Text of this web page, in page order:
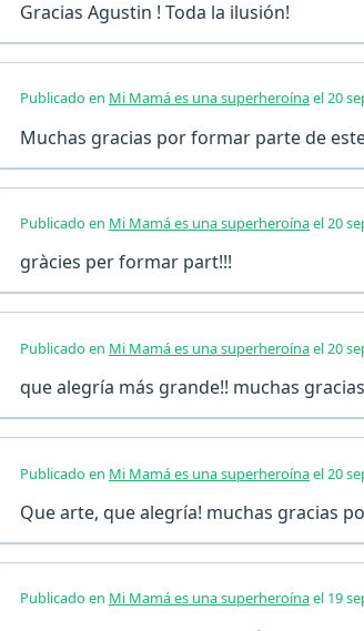
Gracias Agustin ! Toda la ilusión!
Publicado en Mi Mamá es una superheroínael 20
Muchas gracias por formar parte de
Publicado en Mi Mamá es una superheroínael 20
gràcies per formar part!!!
Publicado en Mi Mamá es una superheroínael 20
que alegría más grande!! muchas
Publicado en Mi Mamá es una superheroínael 20
Que arte, que alegría! muchas gracias
Publicado en Mi Mamá es una superheroínael 19